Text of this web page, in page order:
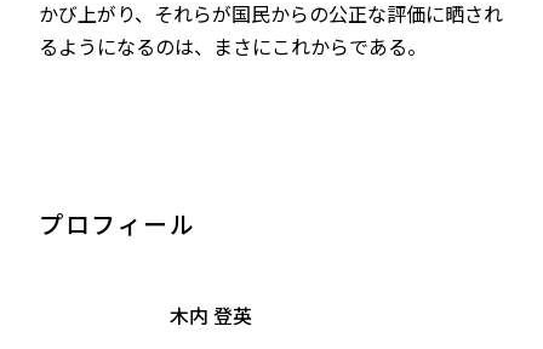
かび上がり、それらが国民からの公正な評価に晒され
るようになるのは、まさにこれからである。
プロフィール
木内 登英